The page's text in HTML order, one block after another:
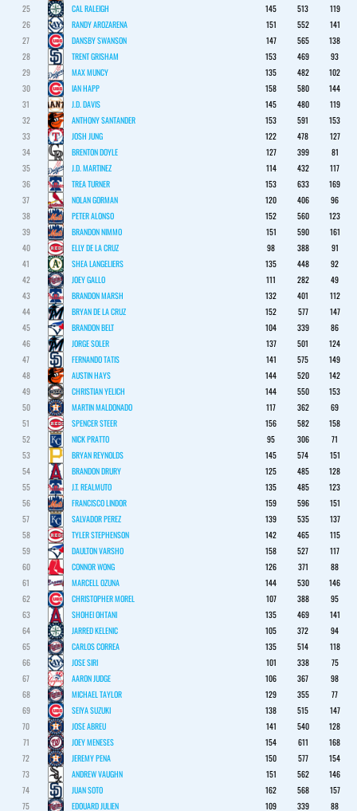
25
CAL RALEIGH 145 513
119
26
RANDY AROZARENA 151 552
141
27
DANSBY SWANSON 147 565
138
28
TRENT GRISHAM 153 469
93
29
MAX MUNCY 135 482
102
30
IAN HAPP 158 580
144
31
J.D. DAVIS 145 480
119
32
ANTHONY SANTANDER 153 591
153
33
JOSH JUNG 122 478
127
34
BRENTON DOYLE 127 399
81
35
J.D. MARTINEZ 114 432
117
36
TREA TURNER 153 633
169
37
NOLAN GORMAN 120 406
96
38
PETER ALONSO 152 560
123
39
BRANDON NIMMO 151 590
161
40
ELLY DE LA CRUZ 98 388
91
41
SHEA LANGELIERS 135 448
92
42
JOEY GALLO 111 282
49
43
BRANDON MARSH 132 401
112
44
BRYAN DE LA CRUZ 152 577
147
45
BRANDON BELT 104 339
86
46
JORGE SOLER 137 501
124
47
FERNANDO TATIS 141 575
149
48
AUSTIN HAYS 144 520
142
49
CHRISTIAN YELICH 144 550
153
50
MARTIN MALDONADO 117 362
69
51
SPENCER STEER 156 582
158
52
NICK PRATTO 95 306
71
53
BRYAN REYNOLDS 145 574
151
54
BRANDON DRURY 125 485
128
55
J.T. REALMUTO 135 485
123
56
FRANCISCO LINDOR 159 596
151
57
SALVADOR PEREZ 139 535
137
58
TYLER STEPHENSON 142 465
115
59
DAULTON VARSHO 158 527
117
60
CONNOR WONG 126 371
88
61
MARCELL OZUNA 144 530
146
62
CHRISTOPHER MOREL 107 388
95
63
SHOHEI OHTANI 135 469
141
64
JARRED KELENIC 105 372
94
65
CARLOS CORREA 135 514
118
66
JOSE SIRI 101 338
75
67
AARON JUDGE 106 367
98
68
MICHAEL TAYLOR 129 355
77
69
SEIYA SUZUKI 138 515
147
70
JOSE ABREU 141 540
128
71
JOEY MENESES 154 611
168
72
JEREMY PENA 150 577
154
73
ANDREW VAUGHN 151 562
146
74
JUAN SOTO 162 568
157
75
EDOUARD JULIEN 109 339 88